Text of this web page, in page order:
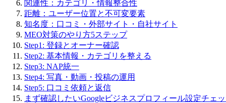
関連性：カテゴリ・情報整合性
距離：ユーザー位置と不可変要素
知名度：口コミ・外部サイト・自社サイト
MEO対策のやり方5ステップ
Step1: 登録とオーナー確認
Step2: 基本情報・カテゴリを整える
Step3: NAP統一
Step4: 写真・動画・投稿の運用
Step5: 口コミ依頼と返信
まず確認したいGoogleビジネスプロフィール設定チェ